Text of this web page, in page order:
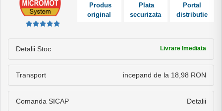
Produs
original
Plata
securizata
Portal
distributie
Detalii Stoc Livrare Imediata
Transport incepand de la 18,98 RON
Comanda SICAP Detalii